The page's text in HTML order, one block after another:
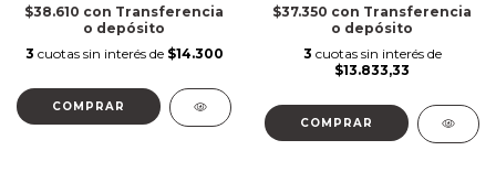
$38.610 con Transferencia
o depósito
3 cuotas sin interés de $14.300
COMPRAR
$37.350 con Transferencia
o depósito
3 cuotas sin interés de
$13.833,33
COMPRAR